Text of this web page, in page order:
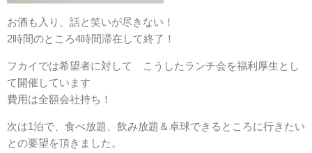
お酒も入り、話と笑いが尽きない！
2時間のところ4時間滞在して終了！
フカイでは希望者に対して こうしたランチ会を福利厚生とし
て開催しています
費用は全額会社持ち！
次は1泊で、食べ放題、飲み放題＆卓球できるところに行きたい
との要望を頂きました。